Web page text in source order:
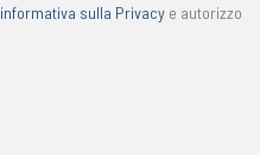
informativa sulla Privacy e autorizzo